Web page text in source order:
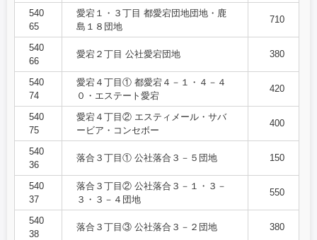
540
65
愛宕１・３丁目 都愛宕団地団地・鹿
島１８団地
710
540
66
愛宕２丁目 公社愛宕団地 380
540
74
愛宕４丁目① 都愛宕４－１・４－４
０・エステート愛宕
420
540
75
愛宕４丁目② エスティメール・サバ
ービア・コンセボー
400
540
36
落合３丁目① 公社落合３－５団地 150
540
37
落合３丁目② 公社落合３－１・３－
３・３－４団地
550
540
38
落合３丁目③ 公社落合３－２団地 380